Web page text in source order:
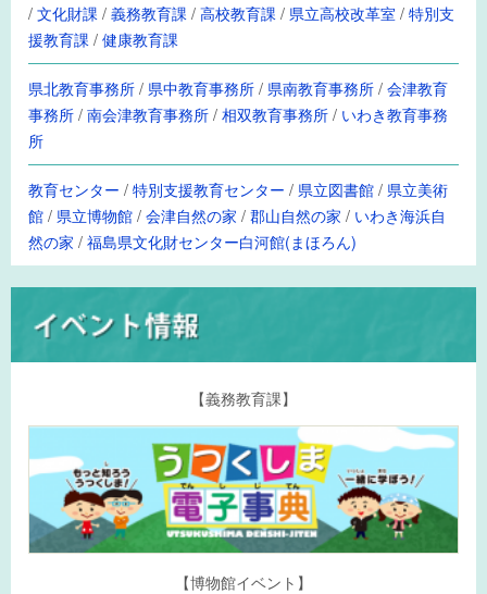
/文化財課/義務教育課/高校教育課/ 県立高校改革室 /特別支
援教育課/健康教育課
県北教育事務所/ 県中教育事務所/ 県南教育事務所/会津教育
事務所/南会津教育事務所/相双教育事務所/ いわき教育事務
所
教育センター /特別支援教育センター / 県立図書館/ 県立美術
館/ 県立博物館/会津自然の家 /郡山自然の家 / いわき海浜自
然の家 /福島県文化財センター白河館(まほろん)
【義務教育課】
【博物館イベント】